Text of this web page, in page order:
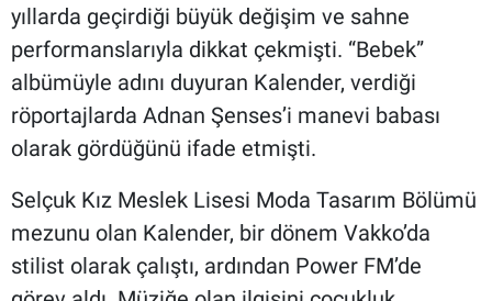
yıllarda geçirdiği büyük değişim ve sahne
performanslarıyla dikkat çekmişti. “Bebek”
albümüyle adını duyuran Kalender, verdiği
röportajlarda Adnan Şenses’i manevi babası
olarak gördüğünü ifade etmişti.
Selçuk Kız Meslek Lisesi Moda Tasarım Bölümü
mezunu olan Kalender, bir dönem Vakko’da
stilist olarak çalıştı, ardından Power FM’de